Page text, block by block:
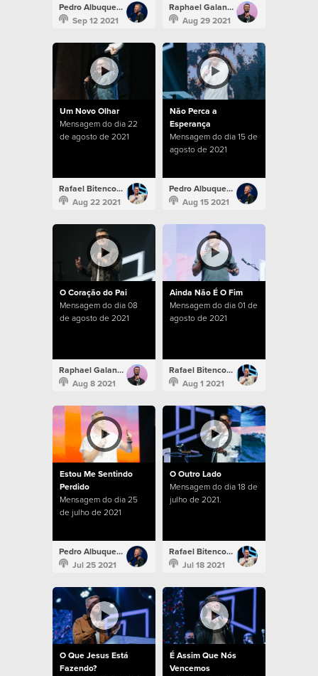
Pedro Albuquerque
Sep 12 2021
Raphael Galante
Aug 29 2021
Um Novo Olhar
Mensagem do dia 22
de agosto de 2021
Rafael Bitencourt
Aug 22 2021
Não Perca a
Esperança
Mensagem do dia 15 de
agosto de 2021
Pedro Albuquerque
Aug 15 2021
O Coração do Pai
Mensagem do dia 08
de agosto de 2021
Raphael Galante
Aug 8 2021
Ainda Não É O Fim
Mensagem do dia 01 de
agosto de 2021
Rafael Bitencourt
Aug 1 2021
Estou Me Sentindo
Perdido
Mensagem do dia 25
de julho de 2021
Pedro Albuquerque
Jul 25 2021
O Outro Lado
Mensagem do dia 18 de
julho de 2021.
Rafael Bitencourt
Jul 18 2021
O Que Jesus Está
Fazendo?
É Assim Que Nós
Vencemos